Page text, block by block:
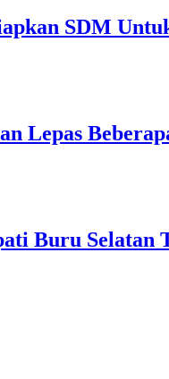
SDM
Lepas
Buru Selatan